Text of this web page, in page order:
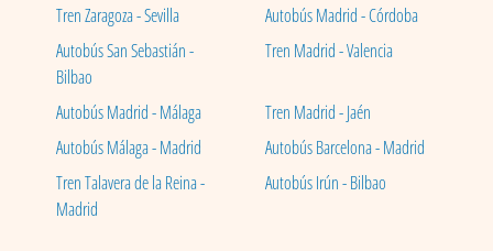
Tren Zaragoza - Sevilla
Autobús Madrid - Córdoba
Autobús San Sebastián -
Bilbao
Tren Madrid - Valencia
Autobús Madrid - Málaga
Tren Madrid - Jaén
Autobús Málaga - Madrid
Autobús Barcelona - Madrid
Tren Talavera de la Reina -
Madrid
Autobús Irún - Bilbao